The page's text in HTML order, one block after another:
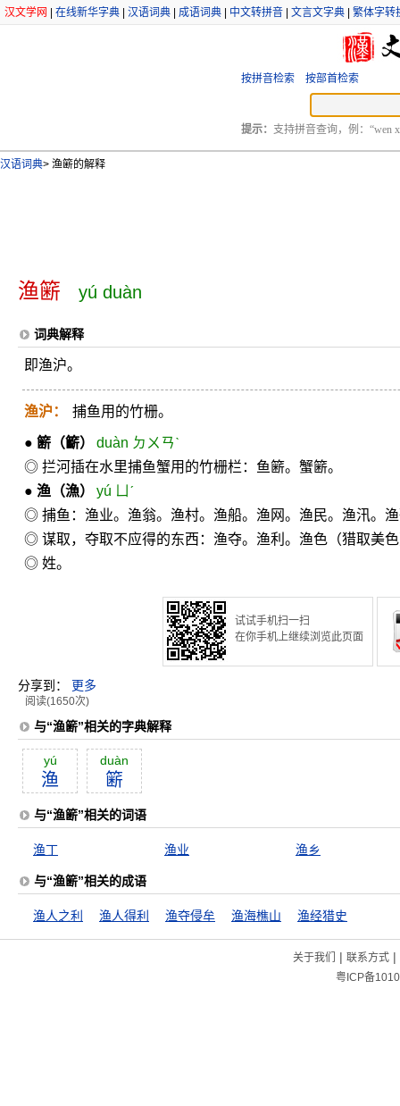
汉文学网 在线新华字典 汉语词典 成语词典 中文转拼音 文言文字典 繁体字转
按拼音检索 按部首检索
提示： 支持拼音查询，例：“wen
汉语词典> 渔簖的解释
渔簖 yú duàn
词典解释
即渔沪。
渔沪： 捕鱼用的竹栅。
● 簖 （籪）
duàn ㄉㄨㄢˋ
◎ 拦河插在水里捕鱼蟹用的竹栅栏：鱼簖。蟹簖。
● 渔 （漁）
yú ㄩˊ
◎ 捕鱼：渔业。渔翁。渔村。渔船。渔网。渔民。渔汛。
◎ 谋取，夺取不应得的东西：渔夺。渔利。渔色（猎取美
◎ 姓。
试试手机扫一扫
在你手机上继续浏览此页面
分享到： 更多
阅读(1650次)
与“渔簖”相关的字典解释
yú
渔
duàn
簖
与“渔簖”相关的词语
渔丁 渔业 渔乡
与“渔簖”相关的成语
渔人之利 渔人得利 渔夺侵牟 渔海樵山 渔经猎史
关于我们 | 联系方式|
粤ICP备